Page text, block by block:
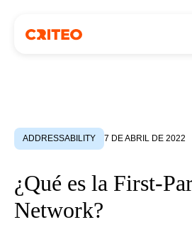
ADDRESSABILITY 7 DE ABRIL DE 2022
¿Qué es la First-
Network?